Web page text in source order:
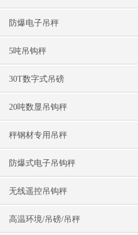
防爆电子吊秤
5吨吊钩秤
30T数字式吊磅
20吨数显吊钩秤
秤钢材专用吊秤
防爆式电子吊钩秤
无线遥控吊钩秤
高温环境/吊磅/吊秤